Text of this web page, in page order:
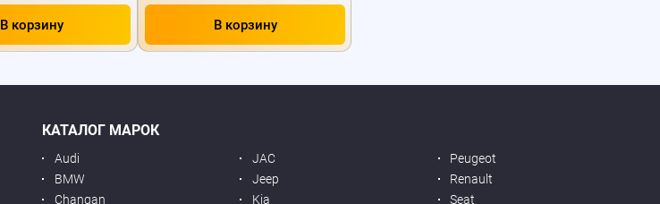
В корзину В корзину
КАТАЛОГ МАРОК
Audi
BMW
Changan
JAC
Jeep
Kia
Peugeot
Renault
Seat